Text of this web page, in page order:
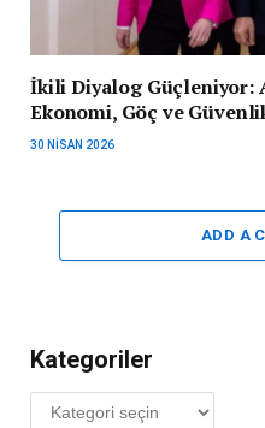
İkili Diyalog Güçleniyor:
Ekonomi, Göç ve
30 NISAN 2026
ADD A
Kategoriler
Kategoriler